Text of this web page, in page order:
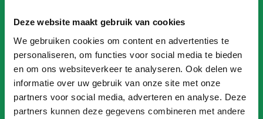
Deze website maakt gebruik van cookies
We gebruiken cookies om content en advertenties te
personaliseren, om functies voor social media te bieden
en om ons websiteverkeer te analyseren. Ook delen we
informatie over uw gebruik van onze site met onze
partners voor social media, adverteren en analyse. Deze
partners kunnen deze gegevens combineren met andere
MAIL US